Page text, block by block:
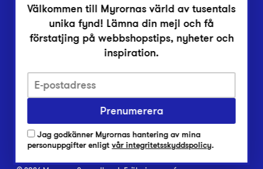
Integritetsskyddspolicy
Har du frågor om onlineköp, leverans eller retur?
Har du frågor om vår verksamhet?
Vanliga frågor om Myrorna
Välkommen till Myrornas värld av tusentals
unika fynd! Lämna din mejl och få
förstatjing på webbshopstips, nyheter och
inspiration.
Prenumerera
Jag godkänner Myrornas hantering av mina
personuppgifter enligtvår integritetsskyddspolicy.